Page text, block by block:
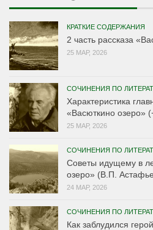
КРАТКИЕ СОДЕРЖАНИЯ
2 часть рассказа
25 МАР, 2026
СОЧИНЕНИЯ ПО
Характеристика
«Васюткино озеро»
25 МАР, 2026
СОЧИНЕНИЯ ПО
Советы идущему в
озеро» (В.П.
24 МАР, 2026
СОЧИНЕНИЯ ПО
Как заблудился